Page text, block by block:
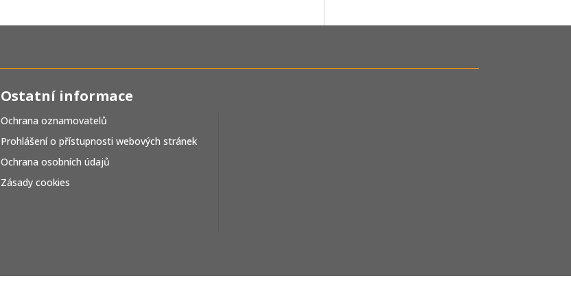
Ostatní informace
Ochrana oznamovatelů
Prohlášení o přístupnosti webových stránek
Ochrana osobních údajů
Zásady cookies